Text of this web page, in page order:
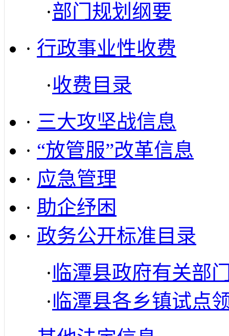
·部门规划纲要
· 行政事业性收费
·收费目录
· 三大攻坚战信息
· “放管服”改革信息
· 应急管理
· 助企纾困
· 政务公开标准目录
·临潭县政府有关部
·临潭县各乡镇试点